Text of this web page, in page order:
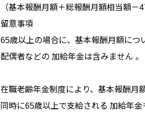
（基本報酬月額＋総報酬月額相当額－
留意事項
65歳以上の場合に、基本報酬月額につ
配偶者などの 加給年金は含みません 。
在職老齢年金制度により、基本報酬月
同時に65歳以上で支給される 加給年金